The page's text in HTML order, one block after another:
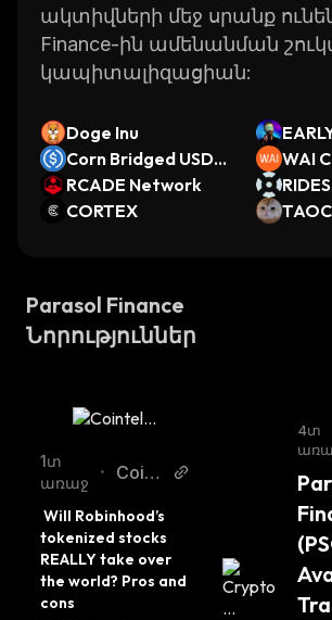
ակտիվների մեջ սրանք
Finance-ին ամենանման
կապիտալիզացիան:
Doge Inu
Corn Bridged USDC
(Corn)
WAI
RCADE Network
CORTEX
Parasol Finance
Նորություններ
1տ
առաջ
•
Coint
aph
Will Robinhood’s
tokenized stocks
REALLY take over
the world? Pros and
4տ